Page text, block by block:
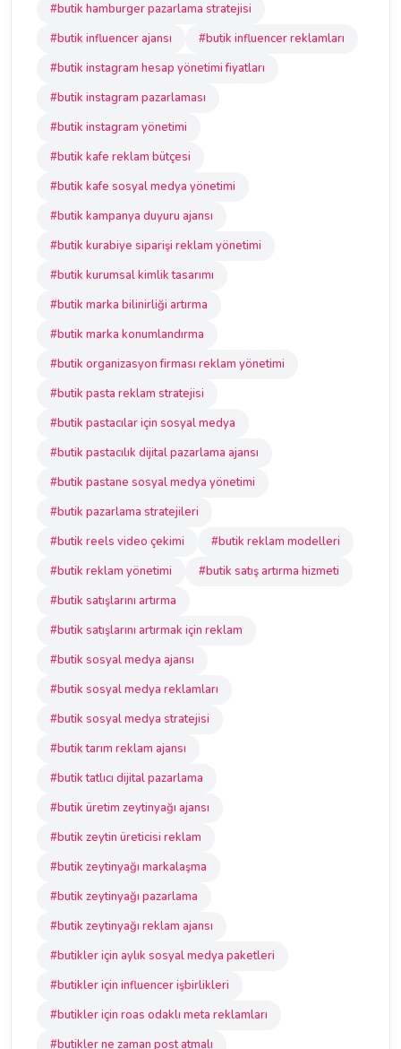
#butik hamburger pazarlama stratejisi
#butik influencer ajansı
#butik influencer reklamları
#butik instagram hesap yönetimi fiyatları
#butik instagram pazarlaması
#butik instagram yönetimi
#butik kafe reklam bütçesi
#butik kafe sosyal medya yönetimi
#butik kampanya duyuru ajansı
#butik kurabiye siparişi reklam yönetimi
#butik kurumsal kimlik tasarımı
#butik marka bilinirliği artırma
#butik marka konumlandırma
#butik organizasyon firması reklam yönetimi
#butik pasta reklam stratejisi
#butik pastacılar için sosyal medya
#butik pastacılık dijital pazarlama ajansı
#butik pastane sosyal medya yönetimi
#butik pazarlama stratejileri
#butik reels video çekimi
#butik reklam modelleri
#butik reklam yönetimi
#butik satış artırma hizmeti
#butik satışlarını artırma
#butik satışlarını artırmak için reklam
#butik sosyal medya ajansı
#butik sosyal medya reklamları
#butik sosyal medya stratejisi
#butik tarım reklam ajansı
#butik tatlıcı dijital pazarlama
#butik üretim zeytinyağı ajansı
#butik zeytin üreticisi reklam
#butik zeytinyağı markalaşma
#butik zeytinyağı pazarlama
#butik zeytinyağı reklam ajansı
#butikler için aylık sosyal medya paketleri
#butikler için influencer işbirlikleri
#butikler için roas odaklı meta reklamları
#butikler ne zaman post atmalı